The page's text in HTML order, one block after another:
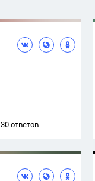
30 ответов